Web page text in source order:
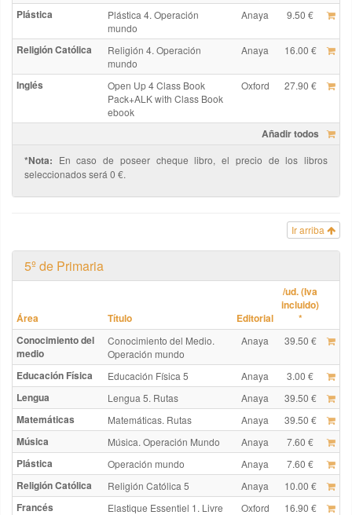
Plástica
Plástica 4. Operación
mundo
Anaya 9.50 €
Religión Católica
Religión 4. Operación
mundo
Anaya 16.00 €
Inglés
Open Up 4 Class Book
Pack+ALK with Class Book
ebook
Oxford 27.90 €
Añadir todos
*Nota: En caso de poseer cheque libro, el precio de los libros
seleccionados será 0 €.
Ir arriba
5º de Primaria
Área Título Editorial
/ud. (Iva
incluido)
*
Conocimiento del
medio
Conocimiento del Medio.
Operación mundo
Anaya 39.50 €
Educación Física Educación Física 5 Anaya 3.00 €
Lengua Lengua 5. Rutas Anaya 39.50 €
Matemáticas Matemáticas. Rutas Anaya 39.50 €
Música Música. Operación Mundo Anaya 7.60 €
Plástica Operación mundo Anaya 7.60 €
Religión Católica Religión Católica 5 Anaya 10.00 €
Francés
Elastique Essentiel 1. Livre
Oxford 16.90 €